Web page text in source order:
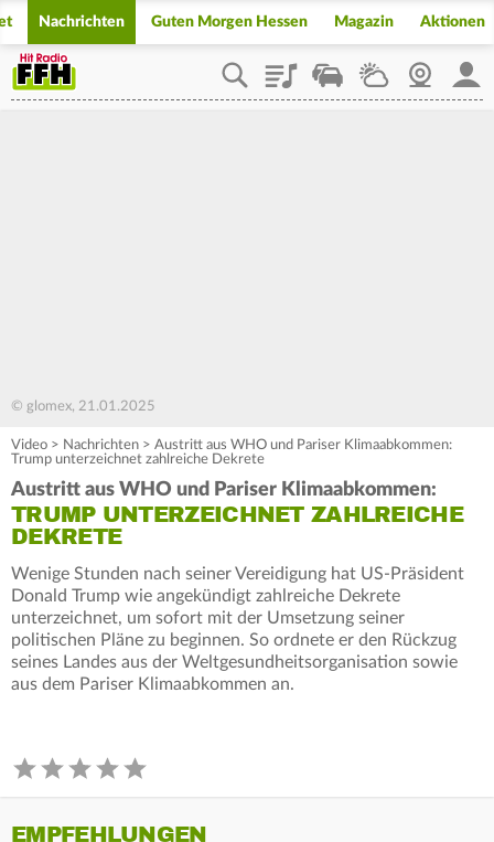
Nachrichten Guten Morgen Hessen Magazin Aktionen
PlaylistStaupilotWetterWebcam
© glomex, 21.01.2025
Video > Nachrichten > Austritt aus WHO und Pariser Klimaabkommen:
Trump unterzeichnet zahlreiche Dekrete
Austritt aus WHO und Pariser Klimaabkommen:
TRUMP UNTERZEICHNET ZAHLREICHE
DEKRETE
Wenige Stunden nach seiner Vereidigung hat US-Präsident
Donald Trump wie angekündigt zahlreiche Dekrete
unterzeichnet, um sofort mit der Umsetzung seiner
politischen Pläne zu beginnen. So ordnete er den Rückzug
seines Landes aus der Weltgesundheitsorganisation sowie
aus dem Pariser Klimaabkommen an.
EMPFEHLUNGEN